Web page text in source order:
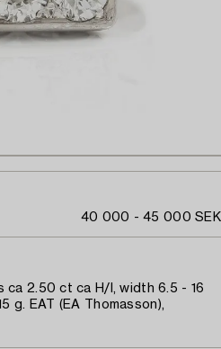
40 000 - 45 000 SEK
ca 2.50 ct ca H/I, width 6.5 - 16
g. EAT (EA Thomasson),